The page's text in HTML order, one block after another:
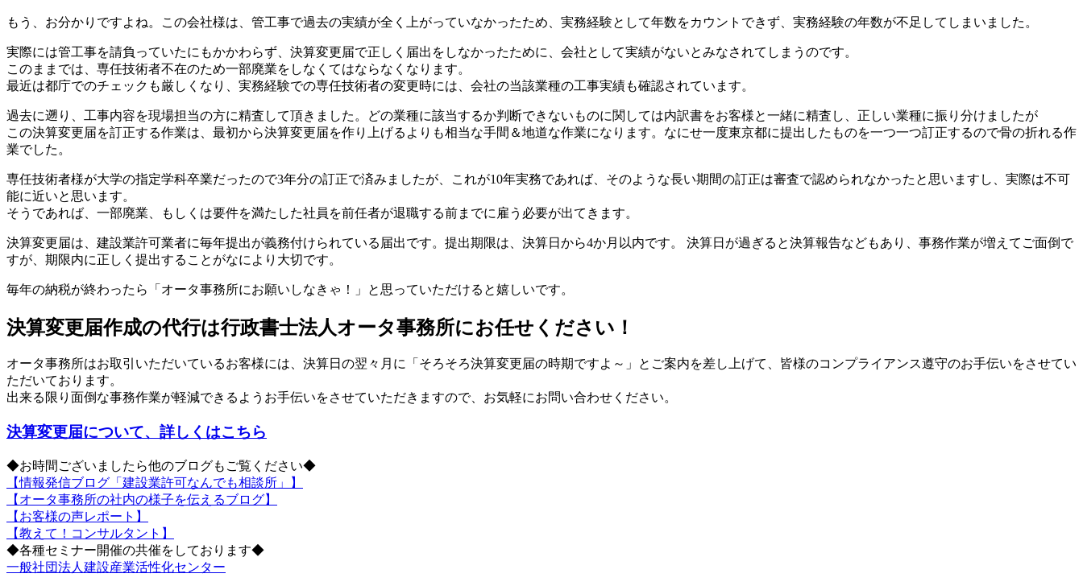
もう、お分かりですよね。この会社様は、管工事で過去の実績が全く上がっていなかったため、実務経験として年数をカウントできず、実務経験の年数が不足してしまいました。
実際には管工事を請負っていたにもかかわらず、決算変更届で正しく届出をしなかったために、会社として実績がないとみなされてしまうのです。
このままでは、専任技術者不在のため一部廃業をしなくてはならなくなります。
最近は都庁でのチェックも厳しくなり、実務経験での専任技術者の変更時には、会社の当該業種の工事実績も確認されています。
過去に遡り、工事内容を現場担当の方に精査して頂きました。どの業種に該当するか判断できないものに関しては内訳書をお客様と一緒に精査し、正しい業種に振り分けましたが
この決算変更届を訂正する作業は、最初から決算変更届を作り上げるよりも相当な手間＆地道な作業になります。なにせ一度東京都に提出したものを一つ一つ訂正するので骨の折れる作
業でした。
専任技術者様が大学の指定学科卒業だったので3年分の訂正で済みましたが、これが10年実務であれば、そのような長い期間の訂正は審査で認められなかったと思いますし、実際は不可
能に近いと思います。
そうであれば、一部廃業、もしくは要件を満たした社員を前任者が退職する前までに雇う必要が出てきます。
決算変更届は、建設業許可業者に毎年提出が義務付けられている届出です。提出期限は、決算日から4か月以内です。 決算日が過ぎると決算報告などもあり、事務作業が増えてご面倒で
すが、期限内に正しく提出することがなにより大切です。
毎年の納税が終わったら「オータ事務所にお願いしなきゃ！」と思っていただけると嬉しいです。
決算変更届作成の代行は行政書士法人オータ事務所にお任せください！
オータ事務所はお取引いただいているお客様には、決算日の翌々月に「そろそろ決算変更届の時期ですよ～」とご案内を差し上げて、皆様のコンプライアンス遵守のお手伝いをさせてい
ただいております。
出来る限り面倒な事務作業が軽減できるようお手伝いをさせていただきますので、お気軽にお問い合わせください。
決算変更届について、詳しくはこちら
◆お時間ございましたら他のブログもご覧ください◆
【情報発信ブログ「建設業許可なんでも相談所」】
【オータ事務所の社内の様子を伝えるブログ】
【お客様の声レポート】
【教えて！コンサルタント】
◆各種セミナー開催の共催をしております◆
一般社団法人建設産業活性化センター